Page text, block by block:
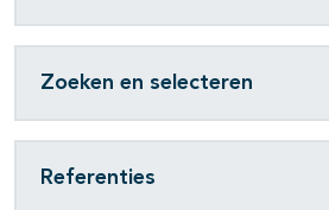
Zoeken en selecteren
Referenties